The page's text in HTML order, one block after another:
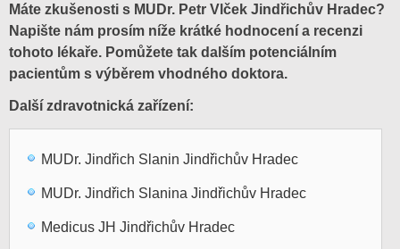
Máte zkušenosti s MUDr. Petr Vlček Jindřichův Hradec?
Napište nám prosím níže krátké hodnocení a recenzi
tohoto lékaře. Pomůžete tak dalším potenciálním
pacientům s výběrem vhodného doktora.
Další zdravotnická zařízení:
MUDr. Jindřich Slanin Jindřichův Hradec
MUDr. Jindřich Slanina Jindřichův Hradec
Medicus JH Jindřichův Hradec